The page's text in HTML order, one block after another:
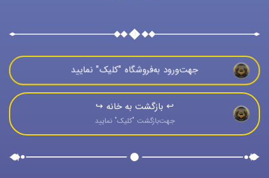
جهت‌ورود به‌فروشگاه "كليک" نماييد
↩️ بازگشت به خانه ↪️
جهت‌بازگشت "كليک" نماييد